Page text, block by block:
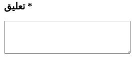
تعليق *